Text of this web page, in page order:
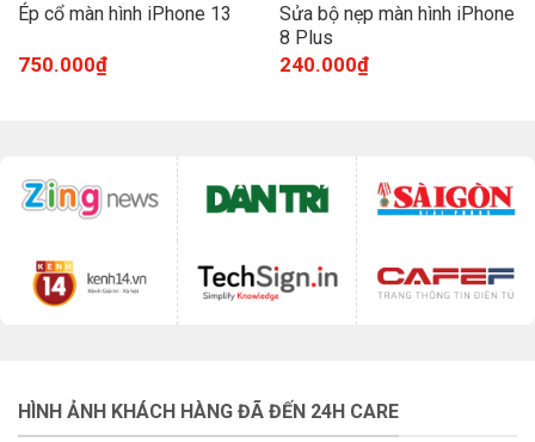
Ép cổ màn hình iPhone 13
750.000₫
Sửa bộ nẹp màn hình iPhone
8 Plus
240.000₫
HÌNH ẢNH KHÁCH HÀNG ĐÃ ĐẾN 24H CARE